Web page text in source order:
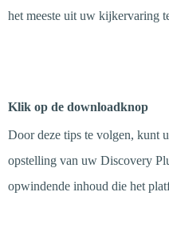
het meeste uit uw kijkervaring
Klik op de downloadknop
Door deze tips te volgen, kunt
opstelling van uw Discovery
opwindende inhoud die het